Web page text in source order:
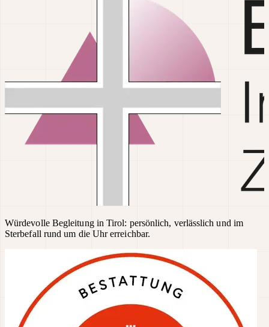
Würdevolle Begleitung in Tirol: persönlich, verlässlich und im
Sterbefall rund um die Uhr erreichbar.